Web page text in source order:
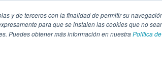
y de terceros con la finalidad de permitir su
para que se instalen las cookies que no
Puedes obtener más información en nuestraPolítica